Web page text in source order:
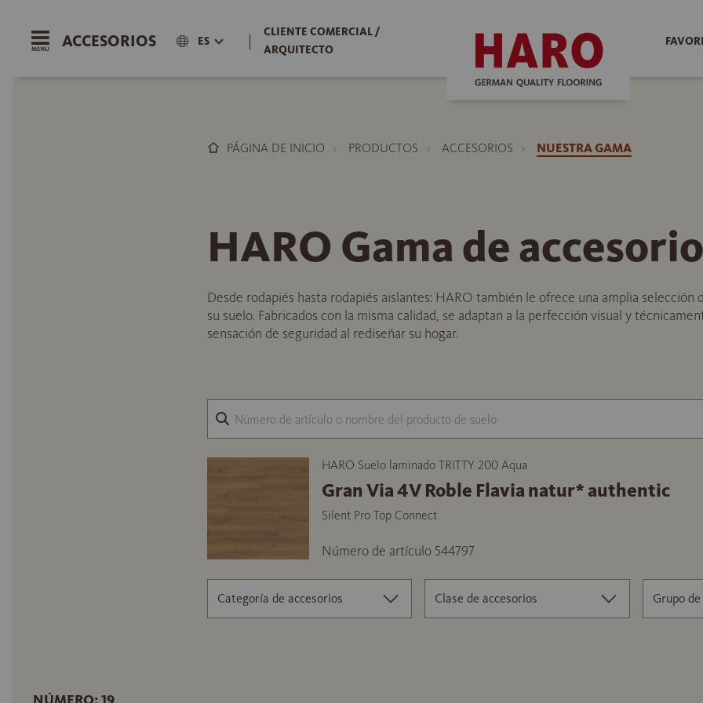
ACCESORIOS ES |
CLIENTE COMERCIAL /
ARQUITECTO
PÁGINA DE INICIO PRODUCTOS ACCESORIOS NUESTRA GAMA
HARO Gama de
Desde rodapiés hasta rodapiés aislantes: HARO también le ofrece una amplia selección
su suelo. Fabricados con la misma calidad, se adaptan a la perfección visual y
sensación de seguridad al rediseñar su hogar.
HARO Suelo laminado TRITTY 200 Aqua
Gran Via 4V Roble Flavia natur* authentic
Silent Pro Top Connect
Número de artículo 544797
Categoría de accesorios Clase de accesorios Grupo